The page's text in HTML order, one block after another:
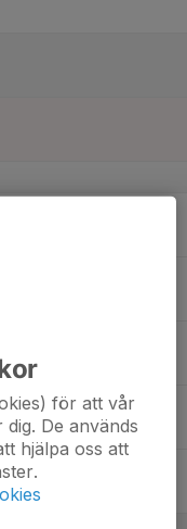
för att vår
De används
hjälpa oss att